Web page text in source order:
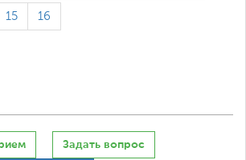
15 16
Задать вопрос